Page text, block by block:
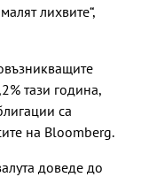
лихвите“,
тази година,
са
на Bloomberg.
доведе до